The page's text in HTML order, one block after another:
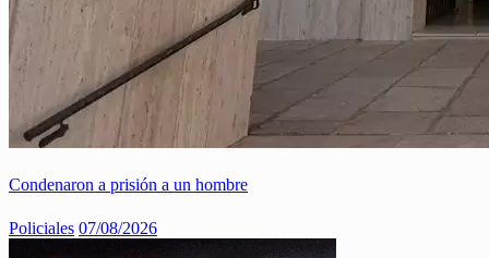
Condenaron a prisión a un hombre
Policiales 07/08/2026